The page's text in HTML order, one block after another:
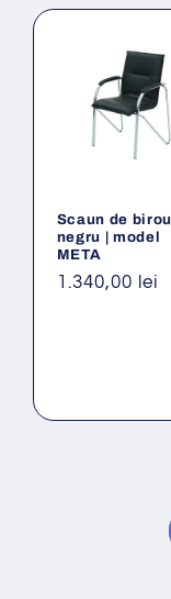
Scaun de birou
negru | model
META
Preț
1.340,00 lei